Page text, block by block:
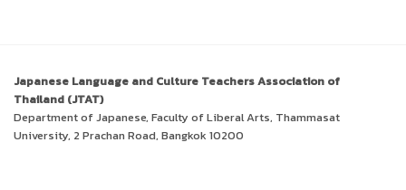
Japanese Language and Culture Teachers Association of
Thailand (JTAT)
Department of Japanese, Faculty of Liberal Arts, Thammasat
University, 2 Prachan Road, Bangkok 10200